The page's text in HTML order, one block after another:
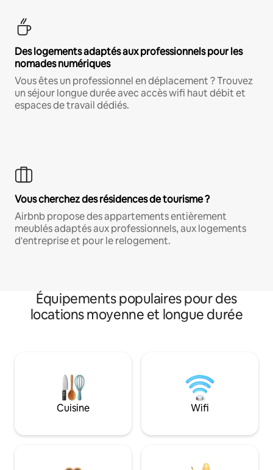
Des logements adaptés aux professionnels pour les
nomades numériques
Vous êtes un professionnel en déplacement ? Trouvez
un séjour longue durée avec accès wifi haut débit et
espaces de travail dédiés.
Vous cherchez des résidences de tourisme ?
Airbnb propose des appartements entièrement
meublés adaptés aux professionnels, aux logements
d'entreprise et pour le relogement.
Équipements populaires pour des
locations moyenne et longue durée
Cuisine Wifi